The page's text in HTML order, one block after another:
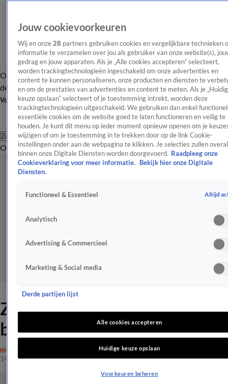
OverzichtAfleveringen Entertainment TV Algemeen
Tip
de redactieNieuwsbrief
Volg Shownieuws
Zoeken
OverzichtEntertainmentSpraakmakendRealityCrimeVideo's
ZIEN: Suzan van Freek showt
babybuik
BN'ERS
14 juli 2025, 10:23
Jouw cookievoorkeuren
Wij en onze 28 partners gebruiken cookies en vergelijkbare technieken
informatie te verzamelen over jou als gebruiker van onze website(s),
gedrag en jouw apparaten. Als je „Alle cookies accepteren” selecteert,
worden trackingtechnologieën ingeschakeld om onze advertenties en
content te kunnen personaliseren, onze producten en diensten te
en om de prestaties van advertenties en content te meten. Als je
keuze opslaan” selecteert of je toestemming intrekt, worden deze
trackingtechnologieën uitgeschakeld. We gebruiken dan enkel
essentiële cookies om de website goed te laten functioneren en veilig te
houden. Je kunt dit menu op ieder moment opnieuw openen om je
wijzigen of om je toestemming in te trekken door op de link Cookie-
instellingen onder aan de webpagina te klikken. Je selecties zullen overal
binnen onze Digitale Diensten worden doorgevoerd. Raadpleeg onze
Cookieverklaring voor meer informatie.
Bekijk hier onze Digitale
Diensten.
Functioneel & Essentieel Altijd
Analytisch
Advertising & Commercieel
Marketing & Social media
Derde partijen lijst
Alle cookies accepteren
Huidige keuze opslaan
Voorkeuren beheren